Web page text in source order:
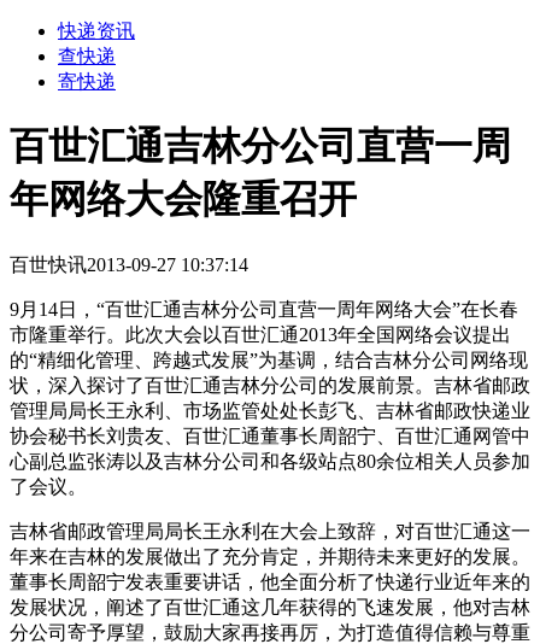
快递资讯
查快递
寄快递
百世汇通吉林分公司直营一周
年网络大会隆重召开
百世快讯2013-09-27 10:37:14
9月14日，“百世汇通吉林分公司直营一周年网络大会”在长春
市隆重举行。此次大会以百世汇通2013年全国网络会议提出
的“精细化管理、跨越式发展”为基调，结合吉林分公司网络现
状，深入探讨了百世汇通吉林分公司的发展前景。吉林省邮政
管理局局长王永利、市场监管处处长彭飞、吉林省邮政快递业
协会秘书长刘贵友、百世汇通董事长周韶宁、百世汇通网管中
心副总监张涛以及吉林分公司和各级站点80余位相关人员参加
了会议。
吉林省邮政管理局局长王永利在大会上致辞，对百世汇通这一
年来在吉林的发展做出了充分肯定，并期待未来更好的发展。
董事长周韶宁发表重要讲话，他全面分析了快递行业近年来的
发展状况，阐述了百世汇通这几年获得的飞速发展，他对吉林
分公司寄予厚望，鼓励大家再接再厉，为打造值得信赖与尊重